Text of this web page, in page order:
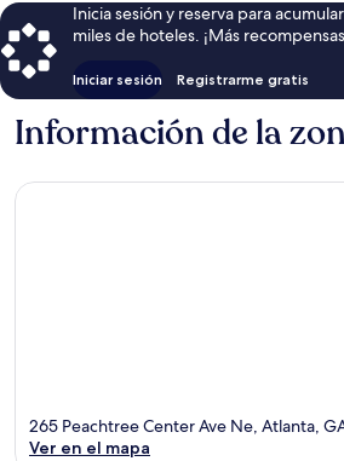
Inicia sesión y reserva para
miles de hoteles. ¡Más
Iniciar sesión Registrarme gratis
Información de la
265 Peachtree Center Ave Ne, Atlanta,
Ver en el mapa